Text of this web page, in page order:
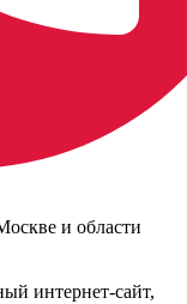
и области
интернет-сайт,